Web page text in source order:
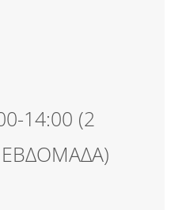
14:00 (2